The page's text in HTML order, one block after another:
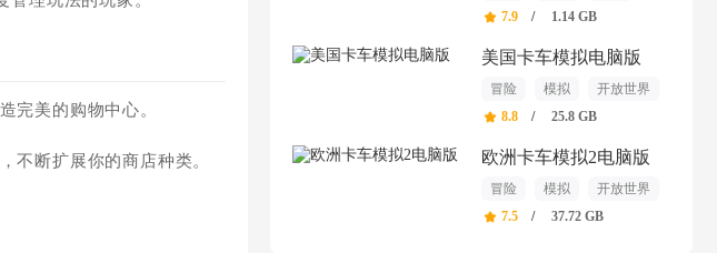
完美的购物中心。
不断扩展你的商店种类。
7.9
/ 1.14 GB
美国卡车模拟电脑版
冒险 模拟
开放世界
8.8
/ 25.8 GB
欧洲卡车模拟2电脑版
冒险 模拟
开放世界
7.5
/ 37.72 GB